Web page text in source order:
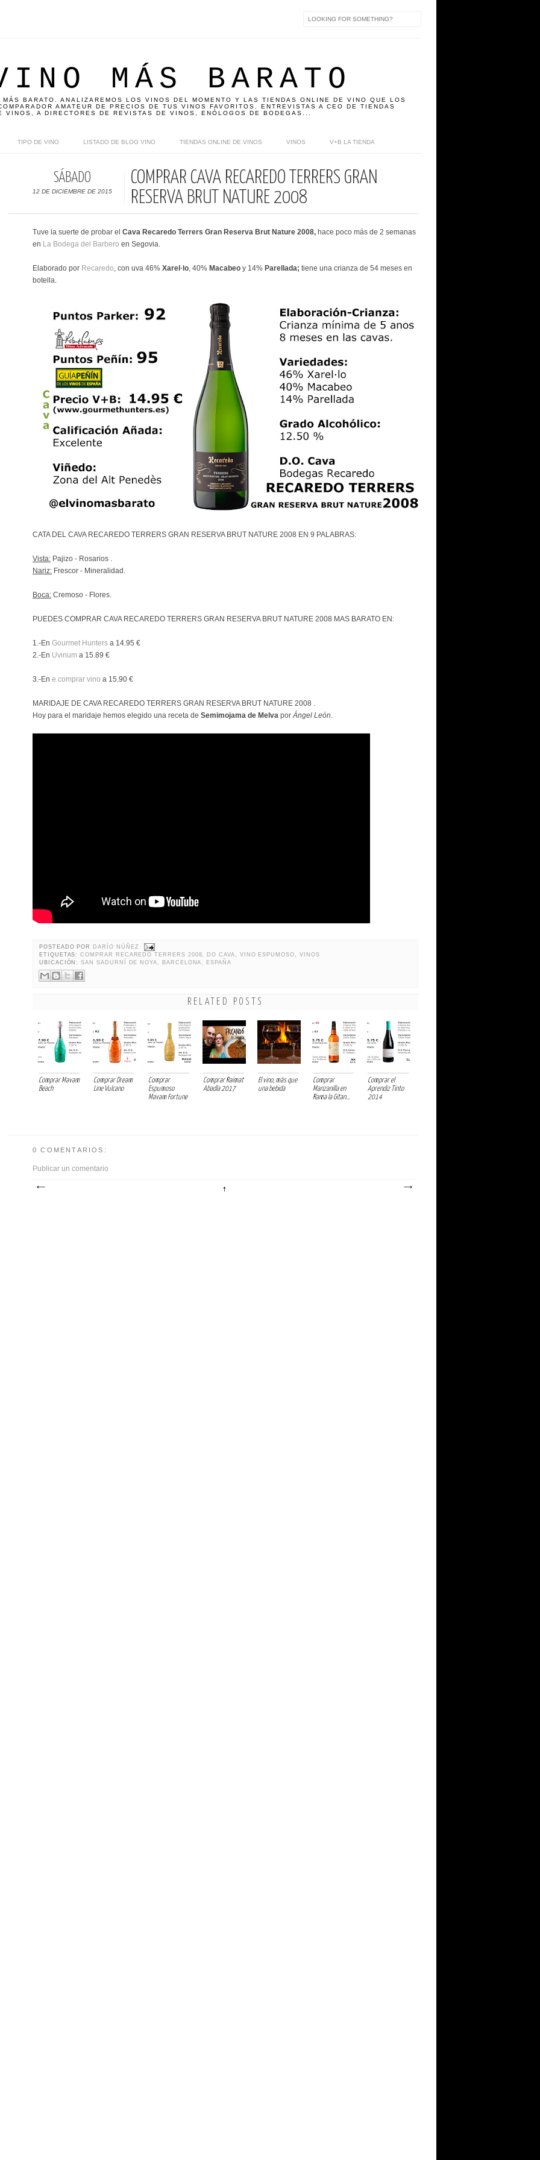
MÁS BARATO
BARATO. ANALIZAREMOS LOS VINOS DEL MOMENTO Y LAS TIENDAS ONLINE DE VINO QUE LOS
AMATEUR DE PRECIOS DE TUS VINOS FAVORITOS. ENTREVISTAS A CEO DE TIENDAS
VINOS, A DIRECTORES DE REVISTAS DE VINOS, ENÓLOGOS DE BODEGAS...
TIPO DE VINO LISTADO DE BLOG VINO TIENDAS ONLINE DE VINOS VINOS V+B LA TIENDA
SÁBADO
12 DE DICIEMBRE DE 2015
COMPRAR CAVA RECAREDO TERRERS GRAN
RESERVA BRUT NATURE 2008
Tuve la suerte de probar el Cava Recaredo Terrers Gran Reserva Brut Nature 2008, hace poco más de 2 semanas
en La Bodega del Barbero en Segovia.
Elaborado por Recaredo, con uva 46% Xarel·lo, 40% Macabeo y 14% Parellada; tiene una crianza de 54 meses en
botella.
CATA DEL CAVA RECAREDO TERRERS GRAN RESERVA BRUT NATURE 2008 EN 9 PALABRAS:
Vista: Pajizo - Rosarios .
Nariz: Frescor - Mineralidad.
Boca: Cremoso - Flores.
PUEDES COMPRAR CAVA RECAREDO TERRERS GRAN RESERVA BRUT NATURE 2008 MAS BARATO EN:
1.-En Gourmet Hunters a 14.95 €
2.-En Uvinum a 15.89 €
3.-En e comprar vino a 15.90 €
MARIDAJE DE CAVA RECAREDO TERRERS GRAN RESERVA BRUT NATURE 2008 .
Hoy para el maridaje hemos elegido una receta de Semimojama de Melva porÁngel León.
POSTEADO POR DARÍO NÚÑEZ
ETIQUETAS:COMPRAR RECAREDO TERRERS 2008, DO CAVA, VINO ESPUMOSO, VINOS
UBICACIÓN:SAN SADURNÍ DE NOYA, BARCELONA, ESPAÑA
RELATED POSTS
Comprar Mavam
Beach
Comprar Dream
Line Vulcano
Comprar
Espumoso
Mavam Fortune
Comprar Raimat
Abadía 2017
El vino, más que
una bebida
Comprar
Manzanilla en
Rama la Gitan...
Comprar el
Aprendiz Tinto
2014
0 COMENTARIOS:
Publicar un comentario